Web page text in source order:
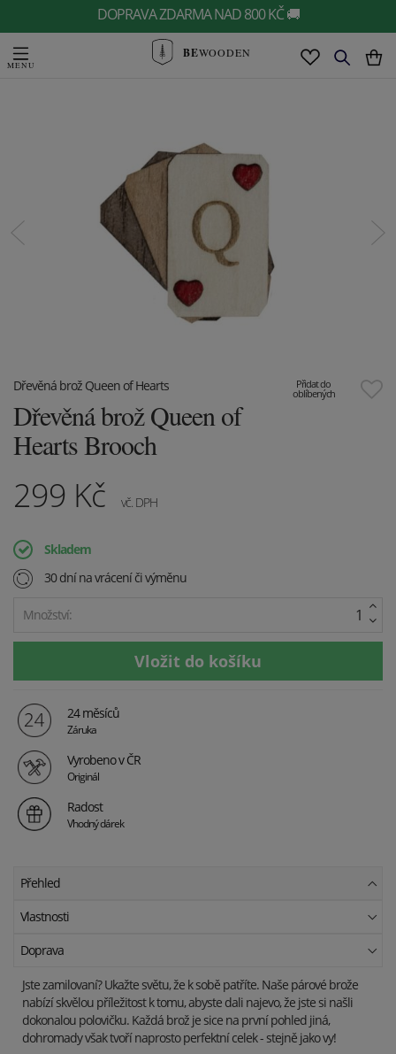
DOPRAVA ZDARMA NAD 800 KČ 🚚
BEWOODEN
Přidat do
oblíbených
Dřevěná brož Queen of Hearts
Dřevěná brož Queen of
Hearts Brooch
299 Kč vč. DPH
Skladem
30 dní na vrácení či výměnu
Množství:
24 měsíců
Záruka
Vyrobeno v ČR
Originál
Radost
Vhodný dárek
Přehled
Vlastnosti
Doprava
Jste zamilovaní? Ukažte světu, že k sobě patříte. Naše párové brože
nabízí skvělou příležitost k tomu, abyste dali najevo, že jste si našli
dokonalou polovičku. Každá brož je sice na první pohled jiná,
dohromady však tvoří naprosto perfektní celek - stejně jako vy!